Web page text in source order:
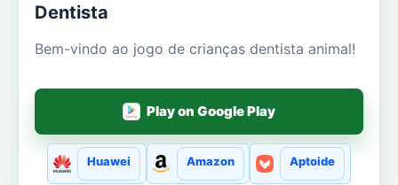
Dentista
Bem-vindo ao jogo de crianças dentista animal!
Play on Google Play
Huawei Amazon Aptoide